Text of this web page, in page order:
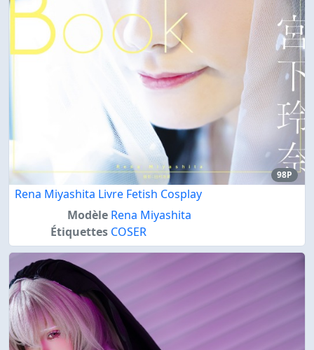
98P
Rena Miyashita Livre Fetish Cosplay
Modèle Rena Miyashita
Étiquettes COSER